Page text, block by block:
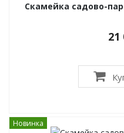
Скамейка садово-
21
Новинка